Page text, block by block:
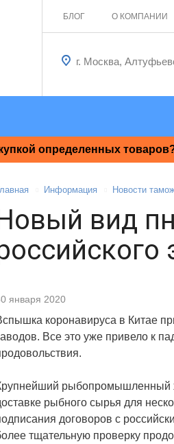
г. Москва,
БЛОГ О КОМПАНИИ
определенных
Информация Новости
вид
января 2020
коронавируса в Китае
Все это уже привело к
рыбопромышленный
рыбного сырья для
договоров с
тщательную проверку